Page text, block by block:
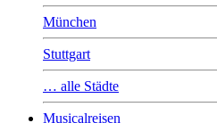
München
Stuttgart
… alle Städte
Musicalreisen